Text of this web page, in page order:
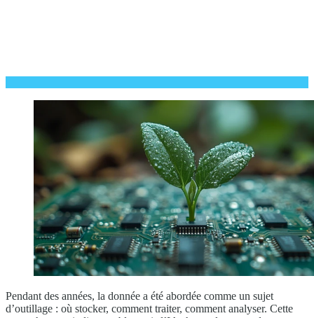
Pendant des années, la donnée a été abordée comme un sujet
d’outillage : où stocker, comment traiter, comment analyser. Cette